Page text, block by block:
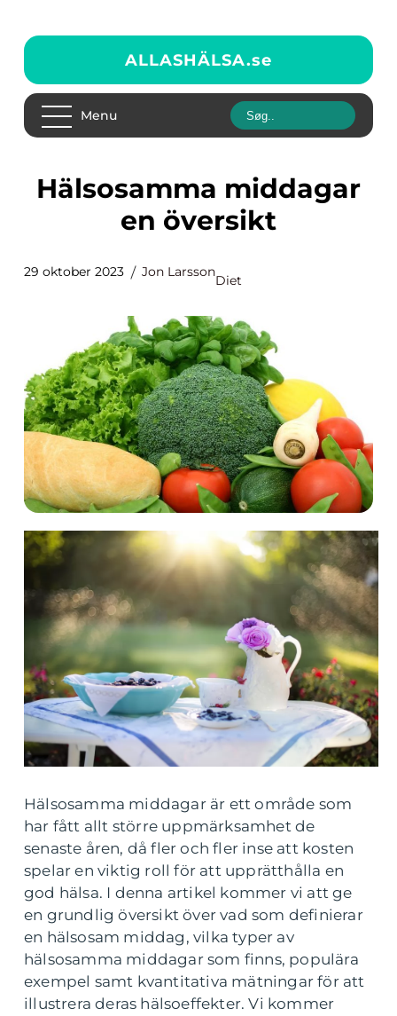
ALLASHÄLSA.se
Menu
Hälsosamma middagar
en översikt
29 oktober 2023 Jon Larsson
Diet
Hälsosamma middagar är ett område som
har fått allt större uppmärksamhet de
senaste åren, då fler och fler inse att kosten
spelar en viktig roll för att upprätthålla en
god hälsa. I denna artikel kommer vi att ge
en grundlig översikt över vad som definierar
en hälsosam middag, vilka typer av
hälsosamma middagar som finns, populära
exempel samt kvantitativa mätningar för att
illustrera deras hälsoeffekter. Vi kommer